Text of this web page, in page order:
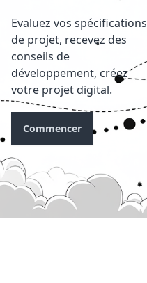
Evaluez vos spécifications
de projet, recevez des
conseils de
développement, créez
votre projet digital.
Commencer